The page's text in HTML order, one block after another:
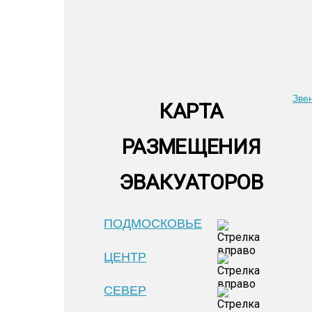
КАРТА
РАЗМЕЩЕНИЯ
ЭВАКУАТОРОВ
ПОДМОСКОВЬЕ
ЦЕНТР
СЕВЕР